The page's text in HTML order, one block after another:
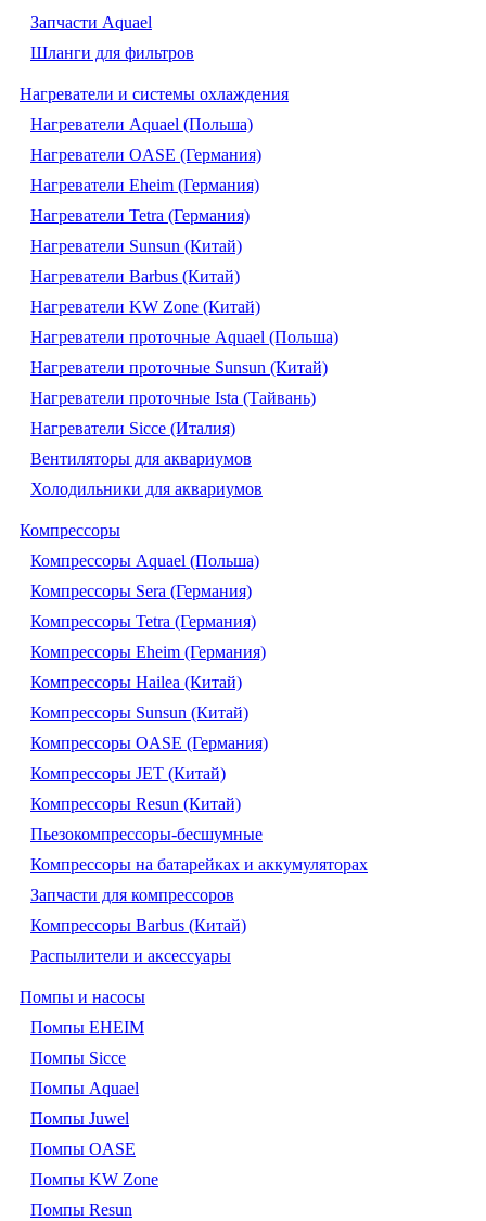
Запчасти Aquael
Шланги для фильтров
Нагреватели и системы охлаждения
Нагреватели Aquael (Польша)
Нагреватели OASE (Германия)
Нагреватели Eheim (Германия)
Нагреватели Tetra (Германия)
Нагреватели Sunsun (Китай)
Нагреватели Barbus (Китай)
Нагреватели KW Zone (Китай)
Нагреватели проточные Aquael (Польша)
Нагреватели проточные Sunsun (Китай)
Нагреватели проточные Ista (Тайвань)
Нагреватели Sicce (Италия)
Вентиляторы для аквариумов
Холодильники для аквариумов
Компрессоры
Компрессоры Aquael (Польша)
Компрессоры Sera (Германия)
Компрессоры Tetra (Германия)
Компрессоры Eheim (Германия)
Компрессоры Hailea (Китай)
Компрессоры Sunsun (Китай)
Компрессоры OASE (Германия)
Компрессоры JET (Китай)
Компрессоры Resun (Китай)
Пьезокомпрессоры-бесшумные
Компрессоры на батарейках и аккумуляторах
Запчасти для компрессоров
Компрессоры Barbus (Китай)
Распылители и аксессуары
Помпы и насосы
Помпы EHEIM
Помпы Sicce
Помпы Aquael
Помпы Juwel
Помпы OASE
Помпы KW Zone
Помпы Resun